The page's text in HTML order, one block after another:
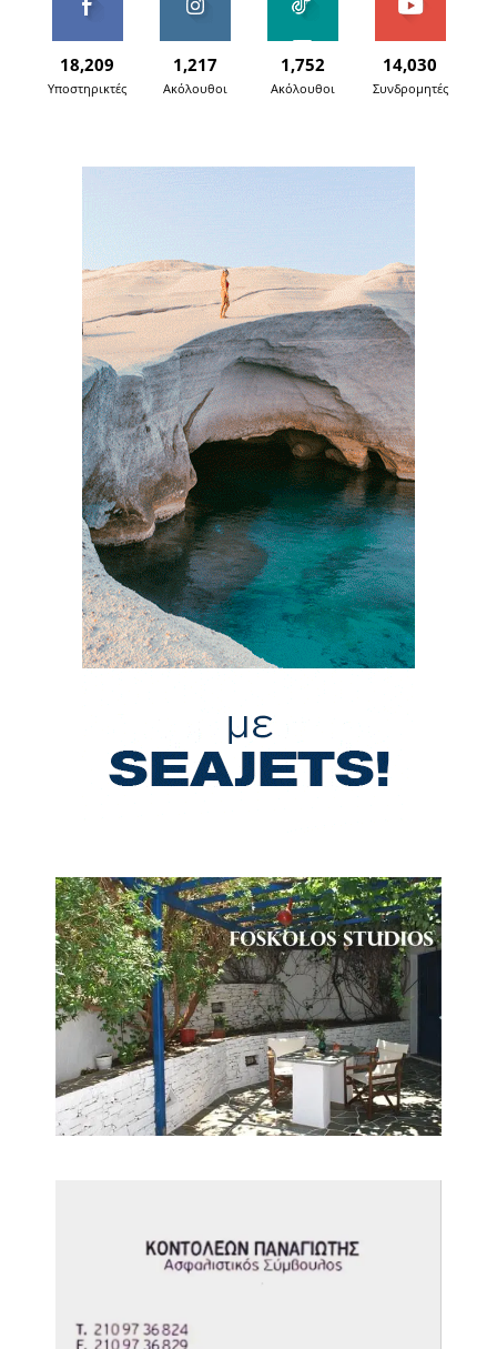
18,209
Υποστηρικτές
1,217
Ακόλουθοι
1,752
Ακόλουθοι
14,030
Συνδρομητές